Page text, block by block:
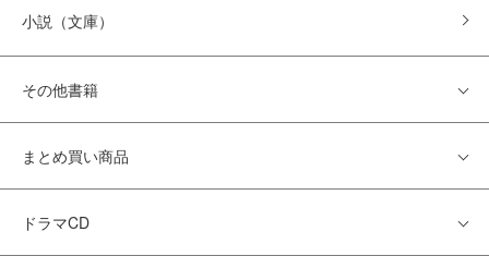
小説（文庫）
その他書籍
まとめ買い商品
ドラマCD